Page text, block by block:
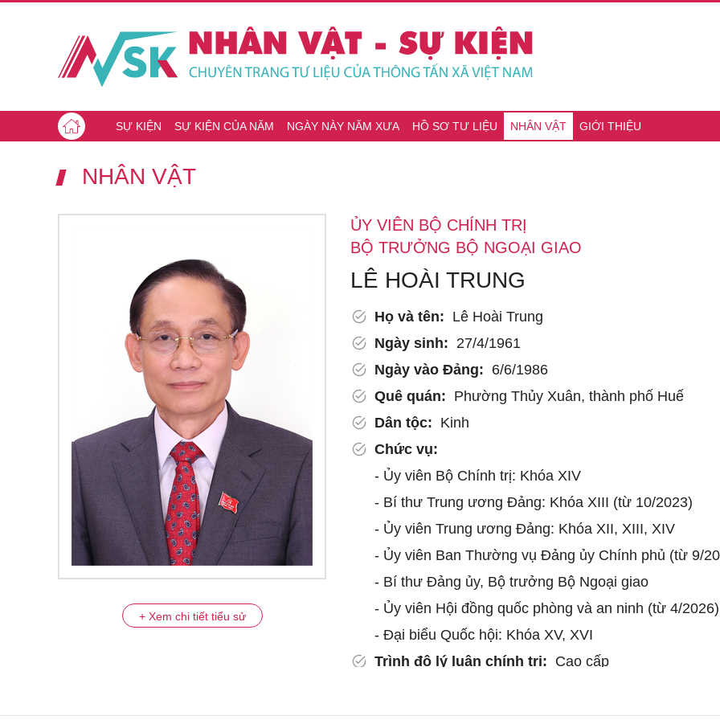
SỰ KIỆN SỰ KIỆN CỦA NĂM NGÀY NÀY NĂM XƯA HỒ SƠ TƯ LIỆU NHÂN VẬT GIỚI THIỆU
NHÂN VẬT
+ Xem chi tiết tiểu sử
ỦY VIÊN BỘ CHÍNH TRỊ
BỘ TRƯỞNG BỘ NGOẠI GIAO
LÊ HOÀI TRUNG
Họ và tên: Lê Hoài Trung
Ngày sinh: 27/4/1961
Ngày vào Đảng: 6/6/1986
Quê quán: Phường Thủy Xuân, thành phố Huế
Dân tộc: Kinh
Chức vụ:
- Ủy viên Bộ Chính trị: Khóa XIV
- Bí thư Trung ương Đảng: Khóa XIII (từ 10/2023)
- Ủy viên Trung ương Đảng: Khóa XII, XIII, XIV
- Ủy viên Ban Thường vụ Đảng ủy Chính phủ (từ 9/
- Bí thư Đảng ủy, Bộ trưởng Bộ Ngoại giao
- Ủy viên Hội đồng quốc phòng và an ninh (từ 4/2026)
- Đại biểu Quốc hội: Khóa XV, XVI
Trình độ lý luận chính trị: Cao cấp